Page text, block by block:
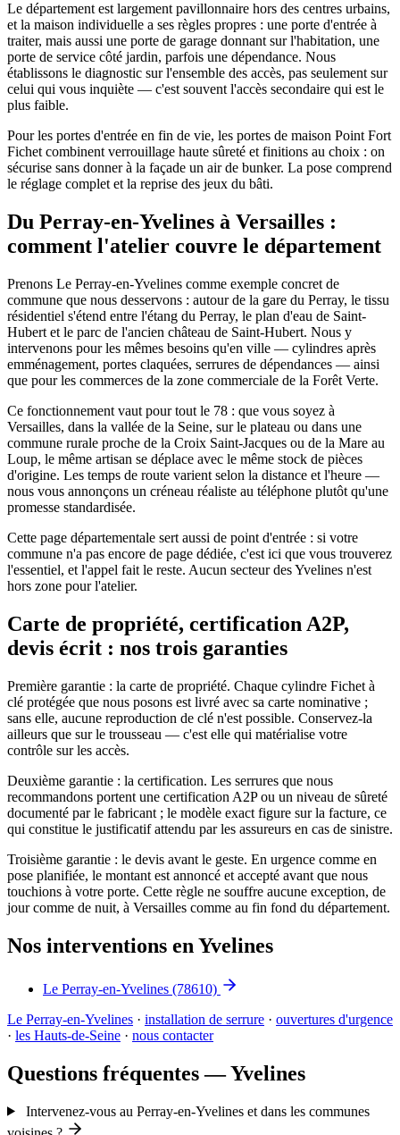
Le département est largement pavillonnaire hors des centres urbains,
et la maison individuelle a ses règles propres : une porte d'entrée à
traiter, mais aussi une porte de garage donnant sur l'habitation, une
porte de service côté jardin, parfois une dépendance. Nous
établissons le diagnostic sur l'ensemble des accès, pas seulement sur
celui qui vous inquiète — c'est souvent l'accès secondaire qui est le
plus faible.
Pour les portes d'entrée en fin de vie, les portes de maison Point Fort
Fichet combinent verrouillage haute sûreté et finitions au choix : on
sécurise sans donner à la façade un air de bunker. La pose comprend
le réglage complet et la reprise des jeux du bâti.
Du Perray-en-Yvelines à Versailles :
comment l'atelier couvre le département
Prenons Le Perray-en-Yvelines comme exemple concret de
commune que nous desservons : autour de la gare du Perray, le tissu
résidentiel s'étend entre l'étang du Perray, le plan d'eau de Saint-
Hubert et le parc de l'ancien château de Saint-Hubert. Nous y
intervenons pour les mêmes besoins qu'en ville — cylindres après
emménagement, portes claquées, serrures de dépendances — ainsi
que pour les commerces de la zone commerciale de la Forêt Verte.
Ce fonctionnement vaut pour tout le 78 : que vous soyez à
Versailles, dans la vallée de la Seine, sur le plateau ou dans une
commune rurale proche de la Croix Saint-Jacques ou de la Mare au
Loup, le même artisan se déplace avec le même stock de pièces
d'origine. Les temps de route varient selon la distance et l'heure —
nous vous annonçons un créneau réaliste au téléphone plutôt qu'une
promesse standardisée.
Cette page départementale sert aussi de point d'entrée : si votre
commune n'a pas encore de page dédiée, c'est ici que vous trouverez
l'essentiel, et l'appel fait le reste. Aucun secteur des Yvelines n'est
hors zone pour l'atelier.
Carte de propriété, certification A2P,
devis écrit : nos trois garanties
Première garantie : la carte de propriété. Chaque cylindre Fichet à
clé protégée que nous posons est livré avec sa carte nominative ;
sans elle, aucune reproduction de clé n'est possible. Conservez-la
ailleurs que sur le trousseau — c'est elle qui matérialise votre
contrôle sur les accès.
Deuxième garantie : la certification. Les serrures que nous
recommandons portent une certification A2P ou un niveau de sûreté
documenté par le fabricant ; le modèle exact figure sur la facture, ce
qui constitue le justificatif attendu par les assureurs en cas de sinistre.
Troisième garantie : le devis avant le geste. En urgence comme en
pose planifiée, le montant est annoncé et accepté avant que nous
touchions à votre porte. Cette règle ne souffre aucune exception, de
jour comme de nuit, à Versailles comme au fin fond du département.
Nos interventions en Yvelines
Le Perray-en-Yvelines (78610)
Le Perray-en-Yvelines · installation de serrure · ouvertures d'urgence
· les Hauts-de-Seine · nous contacter
Questions fréquentes — Yvelines
Intervenez-vous au Perray-en-Yvelines et dans les communes